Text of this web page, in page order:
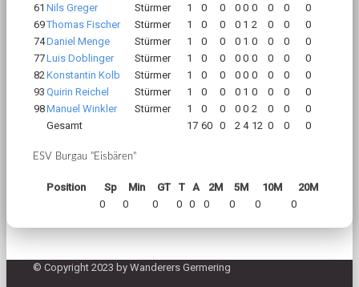
61 Nils Greger Stürmer 1 0 0 0 0 0 0 0
0
69Thomas Fischer Stürmer 1 0 0 0 1 2 0 0
0
74Daniel Menge Stürmer 1 0 0 0 1 0 0 0
0
77Luis Doblinger Stürmer 1 0 0 0 0 0 0 0
0
82 Konstantin Kolb Stürmer 1 0 0 0 0 0 0 0
0
93 Quirin Reichel Stürmer 1 0 0 0 1 0 0 0
0
98Manuel Winkler Stürmer 1 0 0 0 0 2 0 0
0
Gesamt
17 60 0 2 4 12 0 0 0
ESV Burgau "Eisbären"
Position Sp Min GT T A 2M 5M 10M
20M
0
0 0 0 0 0 0 0 0
© Copyright 2023 by Wanderers Germering